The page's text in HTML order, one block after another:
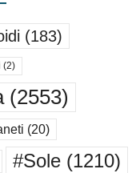
(183)
(2)
(2553)
(20)
#Sole (1210)